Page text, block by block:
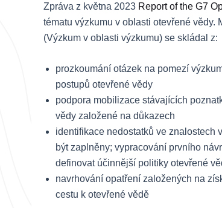
Zpráva z května 2023 Report of the G7
tématu výzkumu v oblasti otevřené vědy.
(Výzkum v oblasti výzkumu) se skládal z:
prozkoumání otázek na pomezí
postupů otevřené vědy
podpora mobilizace stávajících
vědy založené na důkazech
identifikace nedostatků ve znalostech
být zaplněny; vypracování prvního
definovat účinnější politiky otevřené
navrhování opatření založených na
cestu k otevřené vědě